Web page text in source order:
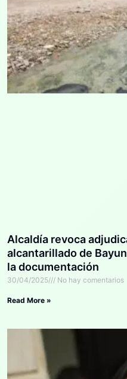
Alcaldía revoca
alcantarillado de
la documentación
30/04/2025 No hay comentarios
Read More »